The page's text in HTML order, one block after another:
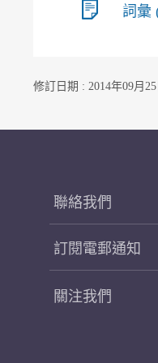
詞彙
修訂日期 : 2014年09月25
聯絡我們
訂閱電郵通知
關注我們